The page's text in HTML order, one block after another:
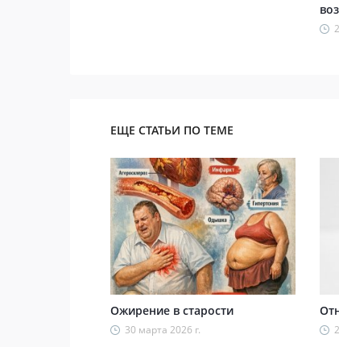
ЕЩЕ СТАТЬИ ПО ТЕМЕ
Ожирение в старости
30 марта 2026 г.